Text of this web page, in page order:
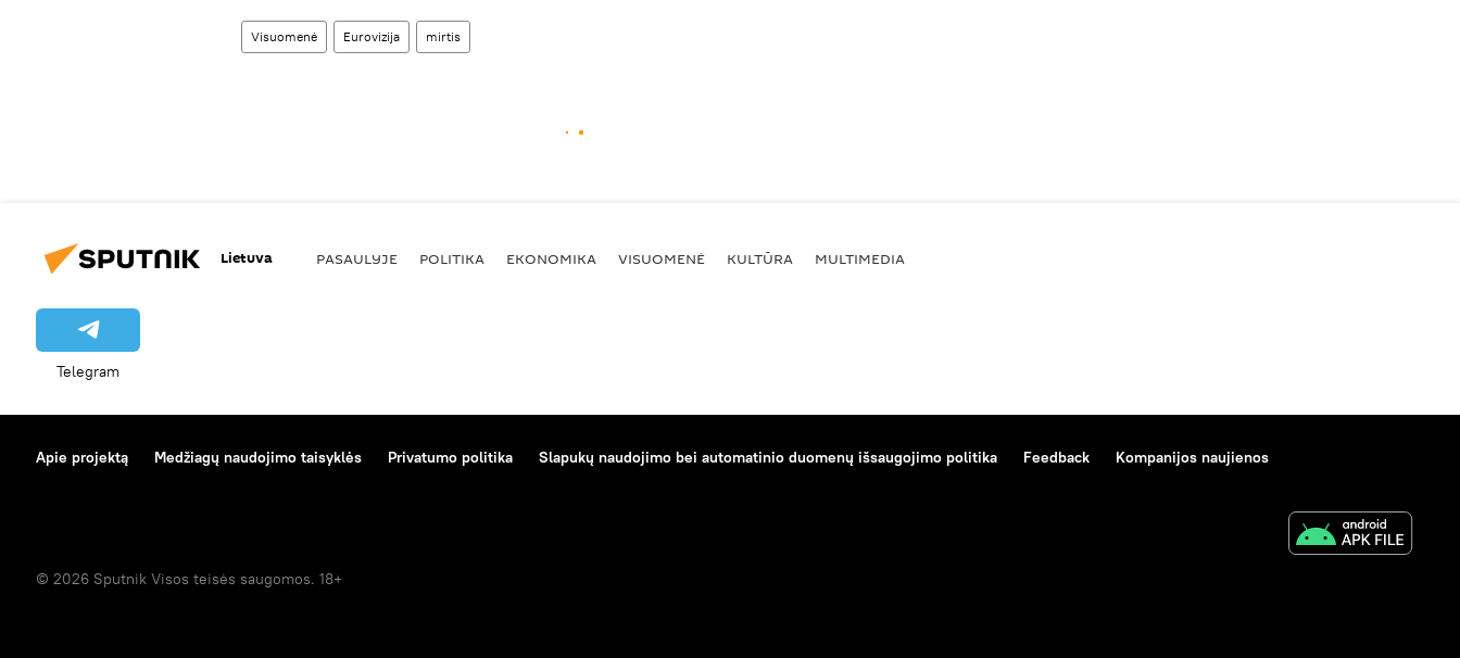
Visuomenė Eurovizija mirtis
Lietuva PASAULYJE POLITIKA EKONOMIKA VISUOMENĖ KULTŪRA MULTIMEDIA
Telegram
Apie projektą Medžiagų naudojimo taisyklės Privatumo politika Slapukų naudojimo bei automatinio duomenų išsaugojimo politika Feedback Kompanijos naujienos
© 2026 Sputnik Visos teisės saugomos. 18+